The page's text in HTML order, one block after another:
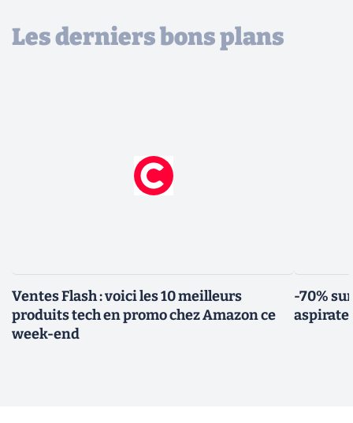
Les derniers bons plans
Ventes Flash : voici les 10 meilleurs
produits tech en promo chez Amazon ce
week-end
-70%